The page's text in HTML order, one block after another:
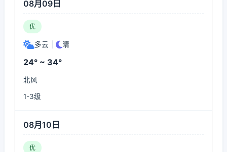
08月09日
优
多云 晴
24° ~ 34°
北风
1-3级
08月10日
优